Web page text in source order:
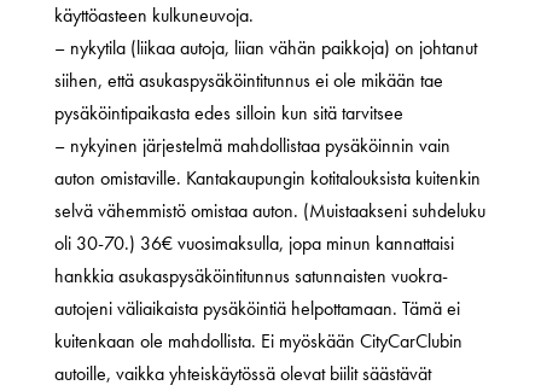
käyttöasteen kulkuneuvoja.
– nykytila (liikaa autoja, liian vähän paikkoja) on johtanut
siihen, että asukaspysäköintitunnus ei ole mikään tae
pysäköintipaikasta edes silloin kun sitä tarvitsee
– nykyinen järjestelmä mahdollistaa pysäköinnin vain
auton omistaville. Kantakaupungin kotitalouksista kuitenkin
selvä vähemmistö omistaa auton. (Muistaakseni suhdeluku
oli 30-70.) 36€ vuosimaksulla, jopa minun kannattaisi
hankkia asukaspysäköintitunnus satunnaisten vuokra-
autojeni väliaikaista pysäköintiä helpottamaan. Tämä ei
kuitenkaan ole mahdollista. Ei myöskään CityCarClubin
autoille, vaikka yhteiskäytössä olevat biilit säästävät